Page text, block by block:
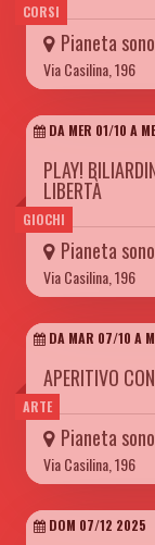
CORSI
Pianeta
Via Casilina, 196
GIOCHI
DA MER 01/10 A
PLAY!
LIBERTÀ
Pianeta
Via Casilina, 196
ARTE
DA MAR 07/10 A
APERITIVO
Pianeta
Via Casilina, 196
DOM 07/12 2025